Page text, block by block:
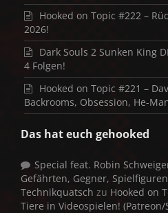
Hooked on Topic #222 –
2026!
Dark Souls 2 Sunken King
4 Folgen!
Hooked on Topic #221 –
Backrooms, Obsession, He-
Das hat euch gehooked
Special feat. Robin
Gefährten, Gegner,
Technikquatsch zu Hooked on
Tiere in Videospielen! (Patreon/